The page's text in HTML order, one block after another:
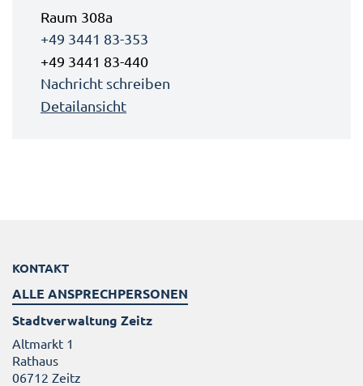
Raum 308a
+49 3441 83-353
+49 3441 83-440
Nachricht schreiben
Detailansicht
KONTAKT
ALLE ANSPRECHPERSONEN
Stadtverwaltung Zeitz
Altmarkt 1
Rathaus
06712 Zeitz